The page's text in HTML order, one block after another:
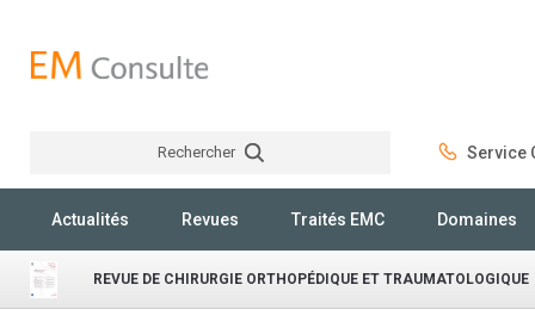
Rechercher Service
Actualités Revues Traités EMC Domaines
REVUE DE CHIRURGIE ORTHOPÉDIQUE ET TRAUMATOLOGIQUE